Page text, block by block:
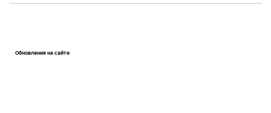
Обновления на сайте